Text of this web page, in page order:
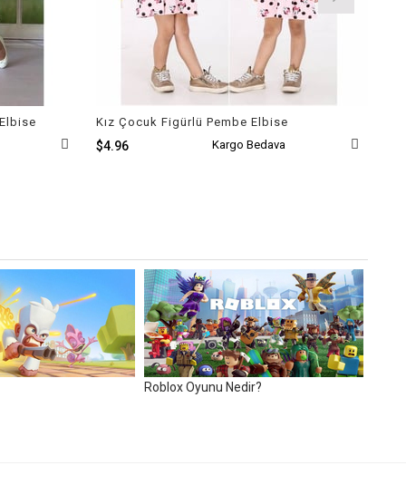
Kız Çocuk Figürlü Pembe Elbise
$4.96 Kargo Bedava
Roblox Oyunu Nedir?